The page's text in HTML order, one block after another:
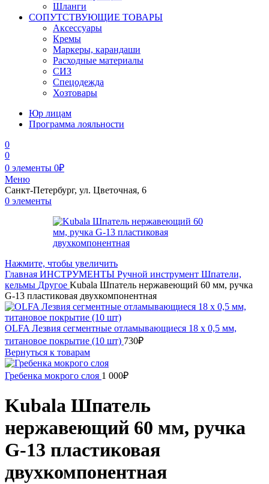
Шланги
СОПУТСТВУЮЩИЕ ТОВАРЫ
Аксессуары
Кремы
Маркеры, карандаши
Расходные материалы
СИЗ
Спецодежда
Хозтовары
Юр лицам
Программа лояльности
0
0
0 элементы 0₽
Меню
Санкт-Петербург, ул. Цветочная, 6
0 элементы
Нажмите, чтобы увеличить
Главная ИНСТРУМЕНТЫ Ручной инструмент Шпатели,
кельмы Другое Kubala Шпатель нержавеющий 60 мм, ручка
G-13 пластиковая двухкомпонентная
OLFA Лезвия сегментные отламывающиеся 18 х 0,5 мм,
титановое покрытие (10 шт) 730₽
Вернуться к товарам
Гребенка мокрого слоя 1 000₽
Kubala Шпатель
нержавеющий 60 мм, ручка
G-13 пластиковая
двухкомпонентная